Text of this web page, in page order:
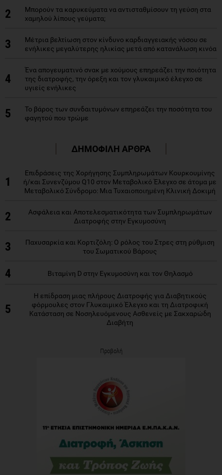
2
Μπορούν τα καρυκεύματα να αντισταθμίσουν τη γεύση στα
χαμηλού λίπους γεύματα;
3
Μέτρια βελτίωση στον κίνδυνο καρδιαγγειακής νόσου σε
ενήλικες μεγαλύτερης ηλικίας μετά από κατανάλωση κινόα
4
Ένα απογευματινό σνακ με χούμους επηρεάζει την ποιότητα
της διατροφής, την όρεξη και τον γλυκαιμικό έλεγχο σε
υγιείς ενήλικες
5
Το βάρος των συνδαιτυμόνων επηρεάζει την ποσότητα του
φαγητού που τρώμε
ΔΗΜΟΦΙΛΗ ΑΡΘΡΑ
1
Επιδράσεις της Χορήγησης Συμπληρωμάτων Κουρκουμίνης
ή/και Συνενζύμου Q10 στον Μεταβολικό Έλεγχο σε άτομα με
Μεταβολικό Σύνδρομο: Μια Τυχαιοποιημένη Κλινική Δοκιμή
2
Ασφάλεια και Αποτελεσματικότητα των Συμπληρωμάτων
Διατροφής στην Εγκυμοσύνη
3
Παχυσαρκία και Κορτιζόλη: Ο ρόλος του Στρες στη ρύθμιση
του Σωματικού Βάρους
4 Βιταμίνη D στην Εγκυμοσύνη και τον Θηλασμό
5
Η επίδραση μιας πλήρους Διατροφής για Διαβητικούς
φόρμουλες στον Γλυκαιμικό Έλεγχο και τη Διατροφική
Κατάσταση σε Νοσηλευόμενους Ασθενείς με Σακχαρώδη
Διαβήτη
Προβολή